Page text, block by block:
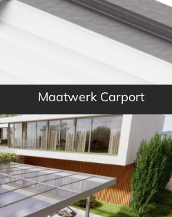
Maatwerk Carport